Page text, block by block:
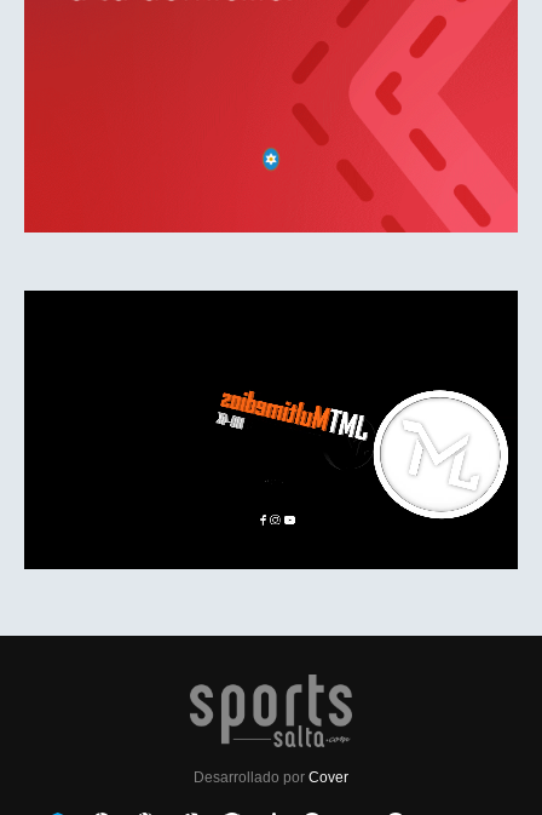
Desarrollado por Cover